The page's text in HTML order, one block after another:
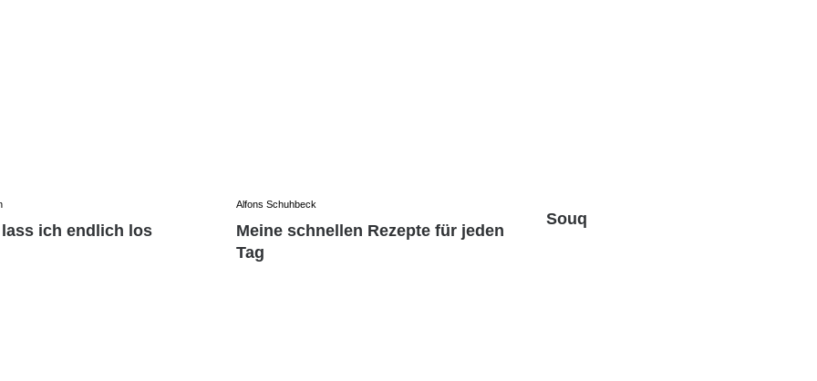
ich endlich los
Alfons Schuhbeck
Meine schnellen Rezepte für jeden
Tag
Souq